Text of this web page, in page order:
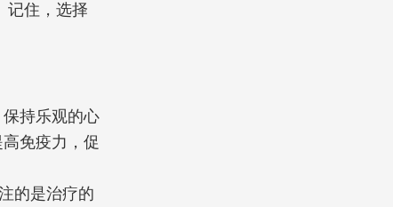
记住，选择
持乐观的心
免疫力，促
的是治疗的